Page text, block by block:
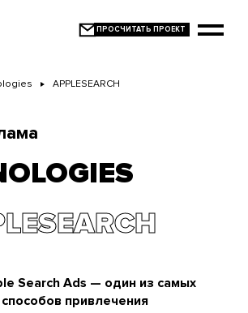
APPLESEARCH
Search Ads — один из самых
привлечения